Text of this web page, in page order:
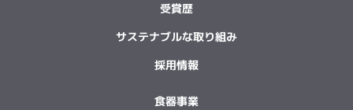
受賞歴
サステナブルな取り組み
採用情報
食器事業